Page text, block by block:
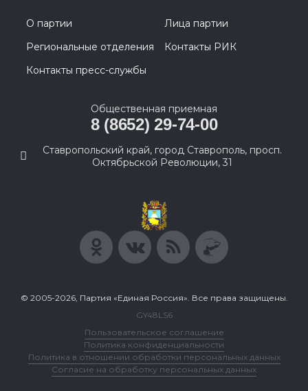
О партии
Лица партии
Региональные отделения
Контакты РИК
Контакты пресс-службы
Общественная приемная
8 (8652) 29-74-00
Ставропольский край, город Ставрополь, просп.
Октябрьской Революции, 31
© 2005-2026, Партия «Единая Россия». Все права защищены.
GY48LS6
Пользовательское соглашение
Политика конфиденциальности
Политика в отношении обработки персональных данных
Согласие на обработку персональных данных